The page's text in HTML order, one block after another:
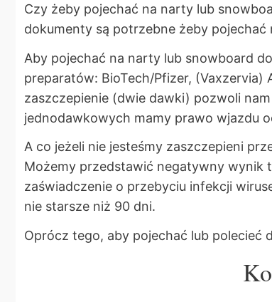
Czy żeby pojechać na narty lub
dokumenty są potrzebne żeby pojechać
Aby pojechać na narty lub snowboard
preparatów: BioTech/Pfizer, (Vaxzervia)
zaszczepienie (dwie dawki) pozwoli
jednodawkowych mamy prawo wjazdu
A co jeżeli nie jesteśmy zaszczepieni
Możemy przedstawić negatywny wynik
zaświadczenie o przebyciu infekcji
nie starsze niż 90 dni.
Oprócz tego, aby pojechać lub polecieć